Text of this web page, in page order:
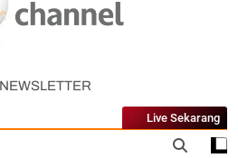
Disaster
Channel
NEWSLETTER
Live Sekarang